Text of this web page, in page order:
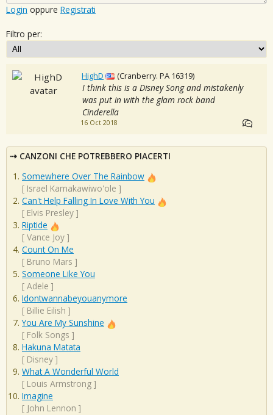
Login oppure Registrati
Filtro per:
HighD (Cranberry. PA 16319)
I think this is a Disney Song and mistakenly
was put in with the glam rock band
Cinderella
16 Oct 2018
CANZONI CHE POTREBBERO PIACERTI
Somewhere Over The Rainbow
[ Israel Kamakawiwo'ole ]
Can't Help Falling In Love With You
[ Elvis Presley ]
Riptide
[ Vance Joy ]
Count On Me
[ Bruno Mars ]
Someone Like You
[ Adele ]
Idontwannabeyouanymore
[ Billie Eilish ]
You Are My Sunshine
[ Folk Songs ]
Hakuna Matata
[ Disney ]
What A Wonderful World
[ Louis Armstrong ]
Imagine
[ John Lennon ]